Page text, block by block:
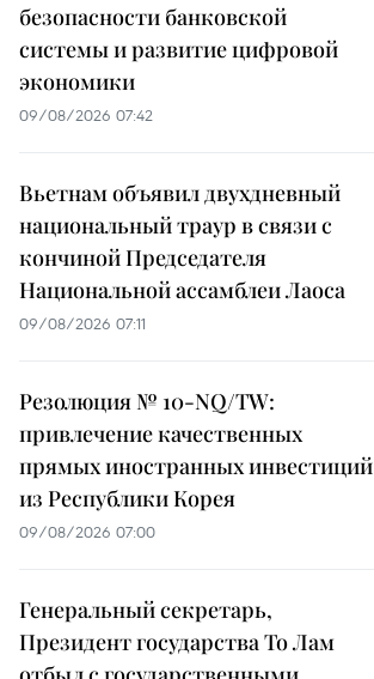
безопасности банковской
системы и развитие цифровой
экономики
09/08/2026 07:42
Вьетнам объявил двухдневный
национальный траур в связи с
кончиной Председателя
Национальной ассамблеи Лаоса
09/08/2026 07:11
Резолюция № 10-NQ/TW:
привлечение качественных
прямых иностранных инвестиций
из Республики Корея
09/08/2026 07:00
Генеральный секретарь,
Президент государства То Лам